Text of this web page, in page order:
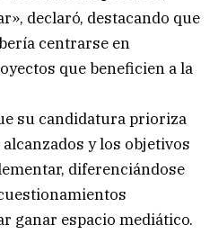
declaró, destacando que
centrarse en
que beneficien a la
su candidatura prioriza
y los objetivos
diferenciándose
ganar espacio mediático.